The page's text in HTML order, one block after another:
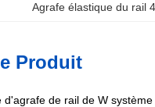
Agrafe élastique du rail
Produit
d'agrafe de rail de W